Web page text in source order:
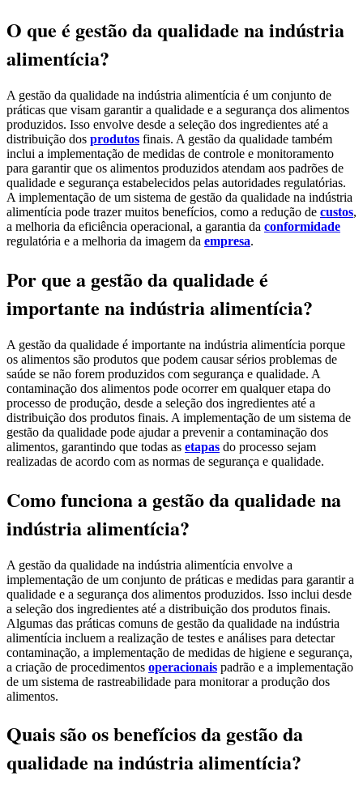
O que é gestão da qualidade na indústria
alimentícia?
A gestão da qualidade na indústria alimentícia é um conjunto de
práticas que visam garantir a qualidade e a segurança dos alimentos
produzidos. Isso envolve desde a seleção dos ingredientes até a
distribuição dos produtos finais. A gestão da qualidade também
inclui a implementação de medidas de controle e monitoramento
para garantir que os alimentos produzidos atendam aos padrões de
qualidade e segurança estabelecidos pelas autoridades regulatórias.
A implementação de um sistema de gestão da qualidade na indústria
alimentícia pode trazer muitos benefícios, como a redução de custos,
a melhoria da eficiência operacional, a garantia da conformidade
regulatória e a melhoria da imagem da empresa.
Por que a gestão da qualidade é
importante na indústria alimentícia?
A gestão da qualidade é importante na indústria alimentícia porque
os alimentos são produtos que podem causar sérios problemas de
saúde se não forem produzidos com segurança e qualidade. A
contaminação dos alimentos pode ocorrer em qualquer etapa do
processo de produção, desde a seleção dos ingredientes até a
distribuição dos produtos finais. A implementação de um sistema de
gestão da qualidade pode ajudar a prevenir a contaminação dos
alimentos, garantindo que todas as etapas do processo sejam
realizadas de acordo com as normas de segurança e qualidade.
Como funciona a gestão da qualidade na
indústria alimentícia?
A gestão da qualidade na indústria alimentícia envolve a
implementação de um conjunto de práticas e medidas para garantir a
qualidade e a segurança dos alimentos produzidos. Isso inclui desde
a seleção dos ingredientes até a distribuição dos produtos finais.
Algumas das práticas comuns de gestão da qualidade na indústria
alimentícia incluem a realização de testes e análises para detectar
contaminação, a implementação de medidas de higiene e segurança,
a criação de procedimentos operacionais padrão e a implementação
de um sistema de rastreabilidade para monitorar a produção dos
alimentos.
Quais são os benefícios da gestão da
qualidade na indústria alimentícia?